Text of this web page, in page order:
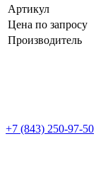
Артикул
Цена по запросу
Производитель
+7 (843) 250-97-50